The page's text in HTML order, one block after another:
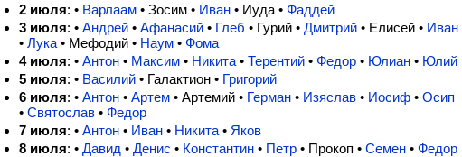
2 июля: • Варлаам• Зосим • Иван• Иуда • Фаддей
3 июля: • Андрей• Афанасий• Глеб • Гурий • Дмитрий• Елисей • Иван
• Лука• Мефодий • Наум• Фома
4 июля: • Антон• Максим• Никита• Терентий• Федор• Юлиан• Юлий
5 июля: • Василий• Галактион • Григорий
6 июля: • Антон• Артем• Артемий • Герман• Изяслав• Иосиф• Осип
• Святослав• Федор
7 июля: • Антон• Иван• Никита• Яков
8 июля: • Давид • Денис • Константин• Петр• Прокоп • Семен• Федор